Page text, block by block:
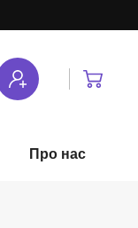
Про нас